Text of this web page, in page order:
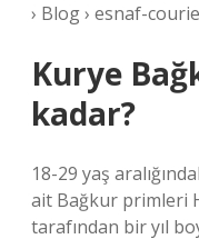
› Blog › esnaf-
Kurye
kadar?
18-29 yaş
ait Bağkur primleri
tarafından bir yıl